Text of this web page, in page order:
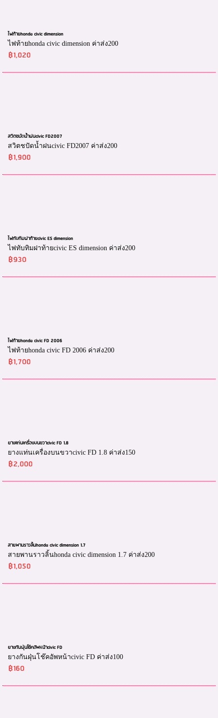
ไฟท้ายhonda civic dimension
ไฟท้ายhonda civic dimension ค่าส่ง200
฿1,020
สวิตชปัดน้ำฝนcivic FD2007
สวิตชปัดน้ำฝนcivic FD2007 ค่าส่ง200
฿1,900
ไฟทับทิมฝาท้ายcivic ES dimension
ไฟทับทิมฝาท้ายcivic ES dimension ค่าส่ง200
฿930
ไฟท้ายhonda civic FD 2006
ไฟท้ายhonda civic FD 2006 ค่าส่ง200
฿1,700
ยางแท่นเครื่องบนขวาcivic FD 1.8
ยางแท่นเครื่องบนขวาcivic FD 1.8 ค่าส่ง150
฿2,000
สายพานราวลิ้นhonda civic dimension 1.7
สายพานราวลิ้นhonda civic dimension 1.7 ค่าส่ง200
฿1,050
ยางกันฝุ่นโช๊คอัพหน้าcivic FD
ยางกันฝุ่นโช๊คอัพหน้าcivic FD ค่าส่ง100
฿160